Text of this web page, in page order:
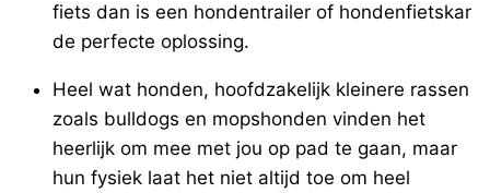
fiets dan is een hondentrailer of hondenfietskar
de perfecte oplossing.
Heel wat honden, hoofdzakelijk kleinere rassen
zoals bulldogs en mopshonden vinden het
heerlijk om mee met jou op pad te gaan, maar
hun fysiek laat het niet altijd toe om heel